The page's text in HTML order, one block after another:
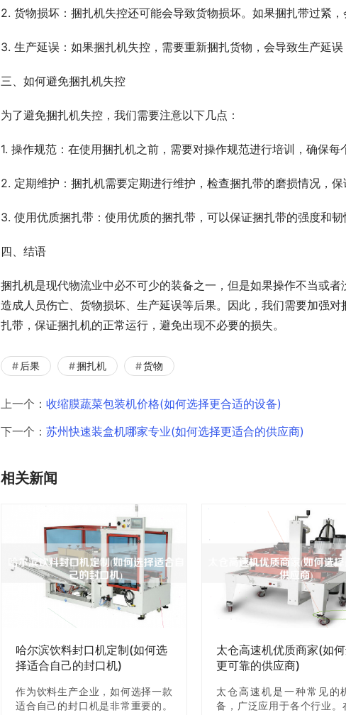
2. 货物损坏：捆扎机失控还可能会导致货物损坏。如果捆扎带过紧
3. 生产延误：如果捆扎机失控，需要重新捆扎货物，会导致生产延误
三、如何避免捆扎机失控
为了避免捆扎机失控，我们需要注意以下几点：
1. 操作规范：在使用捆扎机之前，需要对操作规范进行培训，确保每
2. 定期维护：捆扎机需要定期进行维护，检查捆扎带的磨损情况，保
3. 使用优质捆扎带：使用优质的捆扎带，可以保证捆扎带的强度和韧
四、结语
捆扎机是现代物流业中必不可少的装备之一，但是如果操作不当或
造成人员伤亡、货物损坏、生产延误等后果。因此，我们需要加强
扎带，保证捆扎机的正常运行，避免出现不必要的损失。
后果 捆扎机 货物
上一个： 收缩膜蔬菜包装机价格(如何选择更合适的设备)
下一个： 苏州快速装盒机哪家专业(如何选择更适合的供应商)
相关新闻
哈尔滨饮料封口机定制(如何选
择适合自己的封口机)
作为饮料生产企业，如何选择一款
适合自己的封口机是非常重要的。
太仓高速机优质商家(如
更可靠的供应商)
太仓高速机是一种常见的
备，广泛应用于各个行业。